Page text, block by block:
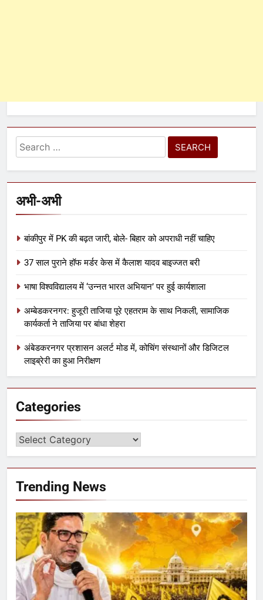
अभी-अभी
बांकीपुर में PK की बढ़त जारी, बोले- बिहार को अपराधी नहीं चाहिए
37 साल पुराने हॉफ मर्डर केस में कैलाश यादव बाइज्जत बरी
भाषा विश्वविद्यालय में ‘उन्नत भारत अभियान’ पर हुई कार्यशाला
अम्बेडकरनगर: हुजूरी ताजिया पूरे एहतराम के साथ निकली, सामाजिक
कार्यकर्ता ने ताजिया पर बांधा शेहरा
अंबेडकरनगर प्रशासन अलर्ट मोड में, कोचिंग संस्थानों और डिजिटल
लाइब्रेरी का हुआ निरीक्षण
Categories
Trending News
5